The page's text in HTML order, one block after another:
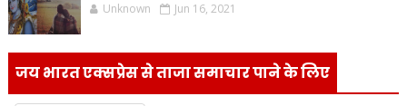
Unknown Jun 16, 2021
जय भारत एक्सप्रेस से ताजा समाचार पाने के लिए